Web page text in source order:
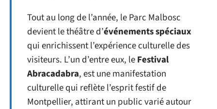
Tout au long de l’année, le Parc Malbosc
devient le théâtre d’événements spéciaux
qui enrichissent l’expérience culturelle des
visiteurs. L’un d’entre eux, leFestival
Abracadabra, est une manifestation
culturelle qui reflète l’esprit festif de
Montpellier, attirant un public varié autour